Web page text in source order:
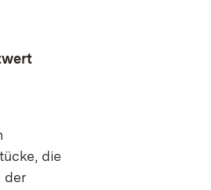
die
der